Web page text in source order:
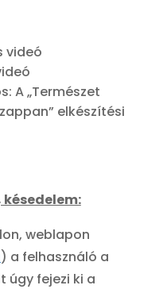
videó
A „Természet
elkészítési
weblapon
) a felhasználó a
úgy fejezi ki a